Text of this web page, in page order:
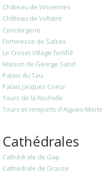
Château de Vincennes
Château de Voltaire
Conciergerie
Forteresse de Salses
Le Crozet Village fortifié
Maison de George Sand
Palais du Tau
Palais Jacques Coeur
Tours de la Rochelle
Tours et remparts d'Aigues-
Cathédrales
Cathédrale de Gap
Cathédrale de Grasse